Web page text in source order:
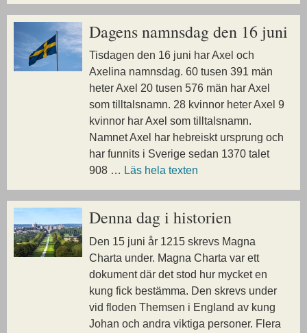
Dagens namnsdag den 16 juni
Tisdagen den 16 juni har Axel och
Axelina namnsdag. 60 tusen 391 män
heter Axel 20 tusen 576 män har Axel
som tilltalsnamn. 28 kvinnor heter Axel 9
kvinnor har Axel som tilltalsnamn.
Namnet Axel har hebreiskt ursprung och
har funnits i Sverige sedan 1370 talet
908 … Läs hela texten
Denna dag i historien
Den 15 juni år 1215 skrevs Magna
Charta under. Magna Charta var ett
dokument där det stod hur mycket en
kung fick bestämma. Den skrevs under
vid floden Themsen i England av kung
Johan och andra viktiga personer. Flera